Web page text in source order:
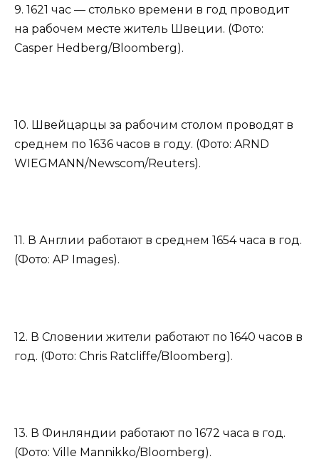
9. 1621 час — столько времени в год проводит
на рабочем месте житель Швеции. (Фото:
Casper Hedberg/Bloomberg).
10. Швейцарцы за рабочим столом проводят в
среднем по 1636 часов в году. (Фото: ARND
WIEGMANN/Newscom/Reuters).
11. В Англии работают в среднем 1654 часа в год.
(Фото: AP Images).
12. В Словении жители работают по 1640 часов в
год. (Фото: Chris Ratcliffe/Bloomberg).
13. В Финляндии работают по 1672 часа в год.
(Фото: Ville Mannikko/Bloomberg).